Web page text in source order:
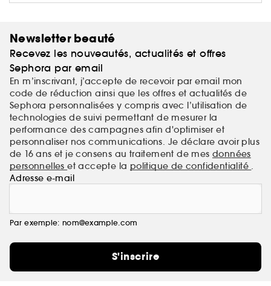
Newsletter beauté
Recevez les nouveautés, actualités et offres
Sephora par email
En m’inscrivant, j’accepte de recevoir par email mon
code de réduction ainsi que les offres et actualités de
Sephora personnalisées y compris avec l’utilisation de
technologies de suivi permettant de mesurer la
performance des campagnes afin d'optimiser et
personnaliser nos communications. Je déclare avoir plus
de 16 ans et je consens au traitement de mes données
personnelleset accepte la politique de confidentialité .
Adresse e-mail
Par exemple: nom@example.com
S'inscrire